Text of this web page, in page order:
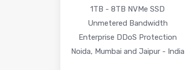
1TB - 8TB NVMe SSD
Unmetered Bandwidth
Enterprise DDoS Protection
Noida, Mumbai and Jaipur - India